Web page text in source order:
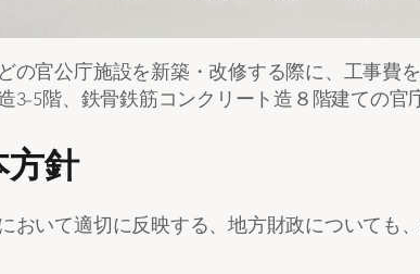
の官公庁施設を新築・改修する際に、工事費
5階、鉄骨鉄筋コンクリート造８階建ての官
針
おいて適切に反映する、地方財政についても